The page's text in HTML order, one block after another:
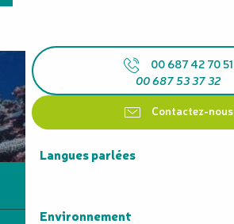
00 687 42 70 51
00 687 53 37 32
Contactez-nous
Langues parlées
Langues parlées
Environnement
Environnement